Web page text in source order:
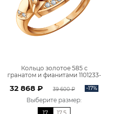
Кольцо золотое 585 с
гранатом и фианитами 1101233-
32 868 ₽ 39 600 ₽ -17%
Выберите размер: